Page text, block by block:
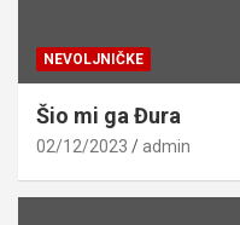
NEVOLJNIČKE
Šio mi ga Đura
02/12/2023 admin